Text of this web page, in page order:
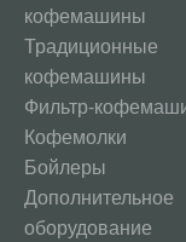
кофемашины
Традиционные
кофемашины
Фильтр-
Кофемолки
Бойлеры
Дополнительное
оборудование